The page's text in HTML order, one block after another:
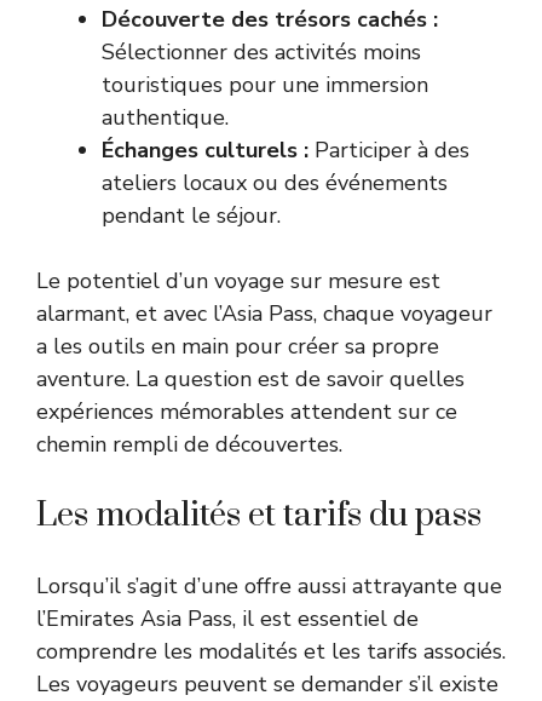
Découverte des trésors cachés :
Sélectionner des activités moins
touristiques pour une immersion
authentique.
Échanges culturels : Participer à des
ateliers locaux ou des événements
pendant le séjour.
Le potentiel d’un voyage sur mesure est
alarmant, et avec l’Asia Pass, chaque voyageur
a les outils en main pour créer sa propre
aventure. La question est de savoir quelles
expériences mémorables attendent sur ce
chemin rempli de découvertes.
Les modalités et tarifs du pass
Lorsqu’il s’agit d’une offre aussi attrayante que
l’Emirates Asia Pass, il est essentiel de
comprendre les modalités et les tarifs associés.
Les voyageurs peuvent se demander s’il existe